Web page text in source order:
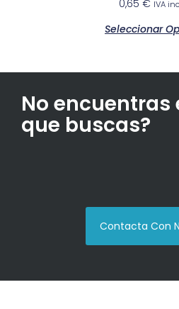
0,65 € IVA
Seleccionar
No
que buscas?
Contacta Con